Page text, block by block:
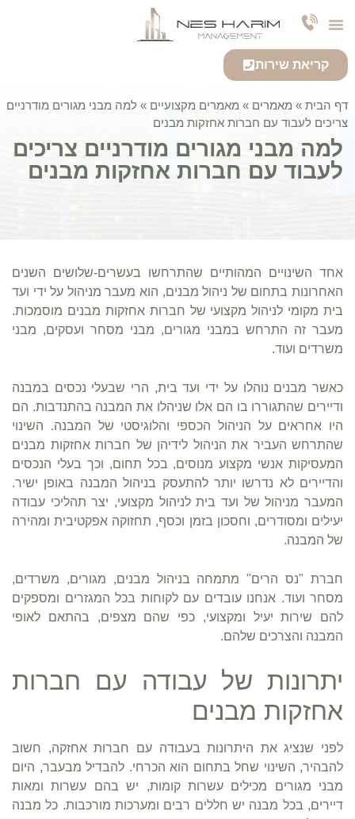
קריאת שירות
דף הבית» מאמרים » מאמרים מקצועיים » למה מבני מגורים מודרניים
צריכים לעבוד עם חברות אחזקות מבנים
למה מבני מגורים מודרניים צריכים
לעבוד עם חברות אחזקות מבנים
אחד השינויים המהותיים שהתרחשו בעשרים-שלושים השנים
האחרונות בתחום של ניהול מבנים, הוא מעבר מניהול על ידי ועד
בית מקומי לניהול מקצועי של חברות אחזקות מבנים מוסמכות.
מעבר זה התרחש במבני מגורים, מבני מסחר ועסקים, מבני
משרדים ועוד.
כאשר מבנים נוהלו על ידי ועד בית, הרי שבעלי נכסים במבנה
ודיירים שהתגוררו בו הם אלו שניהלו את המבנה בהתנדבות. הם
היו אחראים על הניהול הכספי והלוגיסטי של המבנה. השינוי
שהתרחש העביר את הניהול לידיהן של חברות אחזקות מבנים
המעסיקות אנשי מקצוע מנוסים, בכל תחום, וכך בעלי הנכסים
והדיירים לא נדרשו יותר להתעסק בניהול המבנה באופן ישיר.
המעבר מניהול של ועד בית לניהול מקצועי, יצר תהליכי עבודה
יעילים ומסודרים, וחסכון בזמן וכסף, תחזוקה אפקטיבית ומהירה
של המבנה.
חברת "נס הרים" מתמחה בניהול מבנים, מגורים, משרדים,
מסחר ועוד. אנחנו עובדים עם לקוחות בכל המגזרים ומספקים
להם שירות יעיל ומקצועי, כפי שהם מצפים, בהתאם לאופי
המבנה והצרכים שלהם.
יתרונות של עבודה עם חברות
אחזקות מבנים
לפני שנציג את היתרונות בעבודה עם חברות אחזקה, חשוב
להבהיר, השינוי שחל בתחום הוא הכרחי. להבדיל מבעבר, היום
מבני מגורים מכילים עשרות קומות, יש בהם עשרות ומאות
דיירים, בכל מבנה יש חללים רבים ומערכות מורכבות. כל מבנה